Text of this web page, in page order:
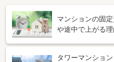
マンションの固
や途中で上がる理
タワーマンショ